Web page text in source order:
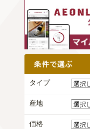
タイプ
産地
価格